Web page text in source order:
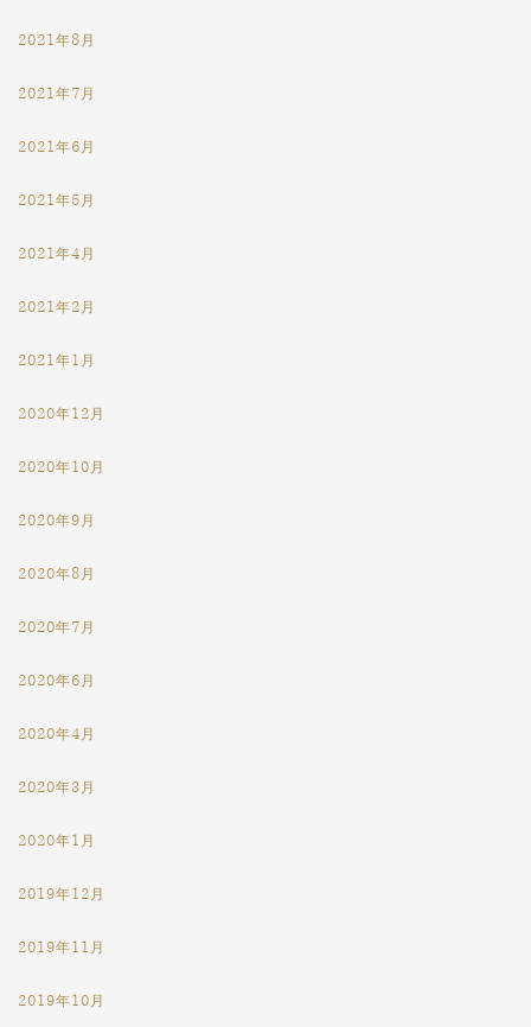
2021年8月
2021年7月
2021年6月
2021年5月
2021年4月
2021年2月
2021年1月
2020年12月
2020年10月
2020年9月
2020年8月
2020年7月
2020年6月
2020年4月
2020年3月
2020年1月
2019年12月
2019年11月
2019年10月